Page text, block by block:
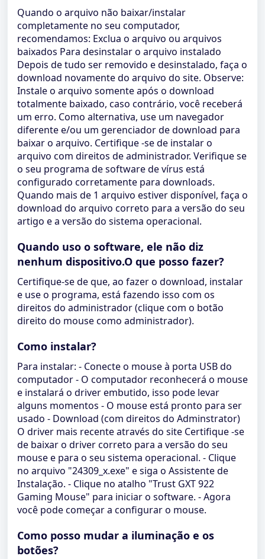
Quando o arquivo não baixar/instalar
completamente no seu computador,
recomendamos: Exclua o arquivo ou arquivos
baixados Para desinstalar o arquivo instalado
Depois de tudo ser removido e desinstalado, faça o
download novamente do arquivo do site. Observe:
Instale o arquivo somente após o download
totalmente baixado, caso contrário, você receberá
um erro. Como alternativa, use um navegador
diferente e/ou um gerenciador de download para
baixar o arquivo. Certifique -se de instalar o
arquivo com direitos de administrador. Verifique se
o seu programa de software de vírus está
configurado corretamente para downloads.
Quando mais de 1 arquivo estiver disponível, faça o
download do arquivo correto para a versão do seu
artigo e a versão do sistema operacional.
Quando uso o software, ele não diz
nenhum dispositivo.O que posso fazer?
Certifique-se de que, ao fazer o download, instalar
e use o programa, está fazendo isso com os
direitos do administrador (clique com o botão
direito do mouse como administrador).
Como instalar?
Para instalar: - Conecte o mouse à porta USB do
computador - O computador reconhecerá o mouse
e instalará o driver embutido, isso pode levar
alguns momentos - O mouse está pronto para ser
usado - Download (com direitos do Adminstrator)
O driver mais recente através do site Certifique -se
de baixar o driver correto para a versão do seu
mouse e para o seu sistema operacional. - Clique
no arquivo "24309_x.exe" e siga o Assistente de
Instalação. - Clique no atalho "Trust GXT 922
Gaming Mouse" para iniciar o software. - Agora
você pode começar a configurar o mouse.
Como posso mudar a iluminação e os
botões?